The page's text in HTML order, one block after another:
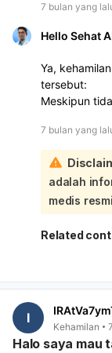
7 bulan yang
Hello Sehat
Ya,
tersebut:
Meskipun
vagina atau
"splash
telur.
tidak
yang efektif.
dari cairan
disarankan
hormonal
7 bulan yang
adalah
medis
Related
I
Kehamilan
Halo saya mau